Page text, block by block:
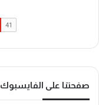
ك
ب
T
o
k
صفحتنا على الفايسبوك